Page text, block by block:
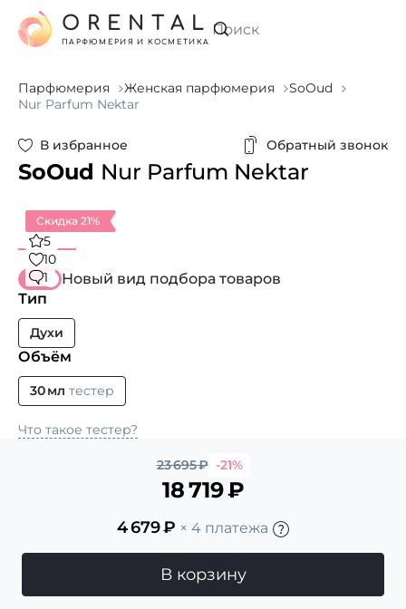
Искать
ORENTAL
ПАРФЮМЕРИЯ И КОСМЕТИКА
Парфюмерия Женская парфюмерия
SoOud
Nur Parfum Nektar
В избранное Обратный звонок
SoOud Nur Parfum Nektar
Скидка 21%
5
10
1
Новый вид подбора товаров
Тип
Духи
Объём
30 мл тестер
Что такое тестер?
23 695₽ -21%
18 719₽
4 679₽ × 4 платежа
В корзину